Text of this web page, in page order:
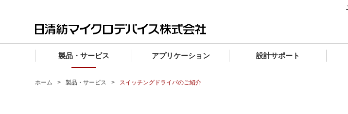
製品・サービス アプリケーション 設計サポート
ホーム 製品・サービス スイッチングドライバのご紹介